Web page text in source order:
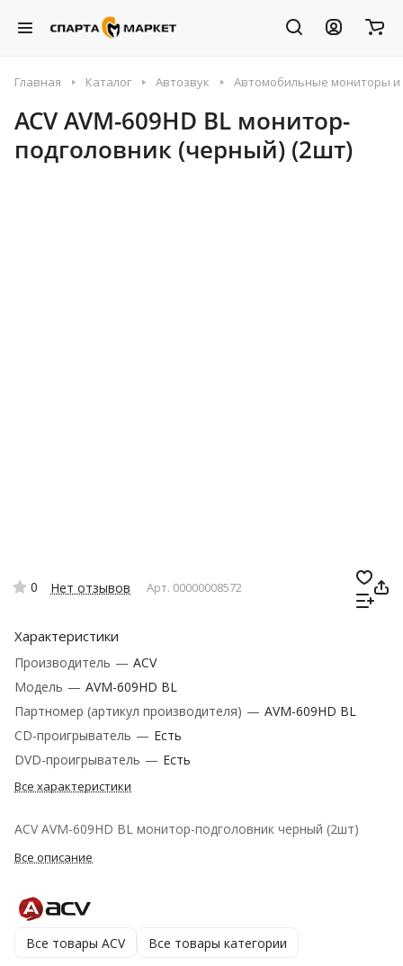
Главная Каталог Автозвук Автомобильные мониторы
ACV AVM-609HD BL монитор-
подголовник (черный) (2шт)
0 Нет отзывов Арт. 00000008572
Характеристики
Производитель — ACV
Модель — AVM-609HD BL
Партномер (артикул производителя) — AVM-609HD BL
CD-проигрыватель — Есть
DVD-проигрыватель — Есть
Все характеристики
ACV AVM-609HD BL монитор-подголовник черный (2шт)
Все описание
Все товары ACV Все товары категории